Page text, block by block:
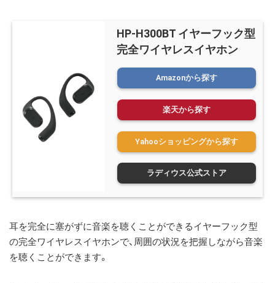
HP-H300BT イヤーフック型
完全ワイヤレスイヤホン
ラディウス公式ストア
Amazonから探す
楽天から探す
Yahooショッピングから探す
耳を完全に塞がずに音楽を聴くことができるイヤーフック型
の完全ワイヤレスイヤホンで、周囲の状況を把握しながら音楽
を聴くことができます。